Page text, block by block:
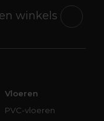
winkels
Vloeren
PVC-vloeren